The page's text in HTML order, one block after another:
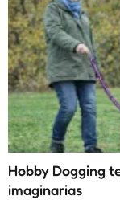
Hobby Dogging
imaginarias